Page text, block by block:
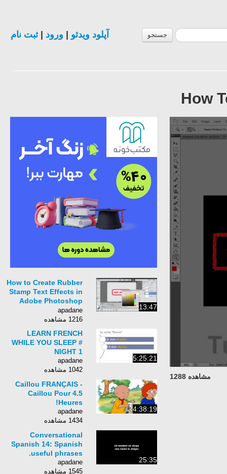
جستجو آپلود ویدئو ورود |ثبت نام
How
مشاهده 1288
13:47
How to Create Rubber
Stamp Text Effects in
Adobe Photoshop
Elements 15 14 13 12
11 Tutorial
apadane
1216 مشاهده
5:25:21
LEARN FRENCH
WHILE YOU SLEEP #
NIGHT 1
apadane
1042 مشاهده
4:38:19
Caillou FRANÇAIS -
Caillou Pour 4.5
Heures!
apadane
1434 مشاهده
25:35
Conversational
Spanish 14: Spanish
useful phrases.
apadane
1545 مشاهده